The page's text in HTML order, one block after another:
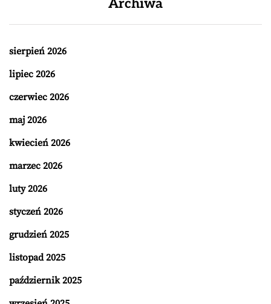
Archiwa
sierpień 2026
lipiec 2026
czerwiec 2026
maj 2026
kwiecień 2026
marzec 2026
luty 2026
styczeń 2026
grudzień 2025
listopad 2025
październik 2025